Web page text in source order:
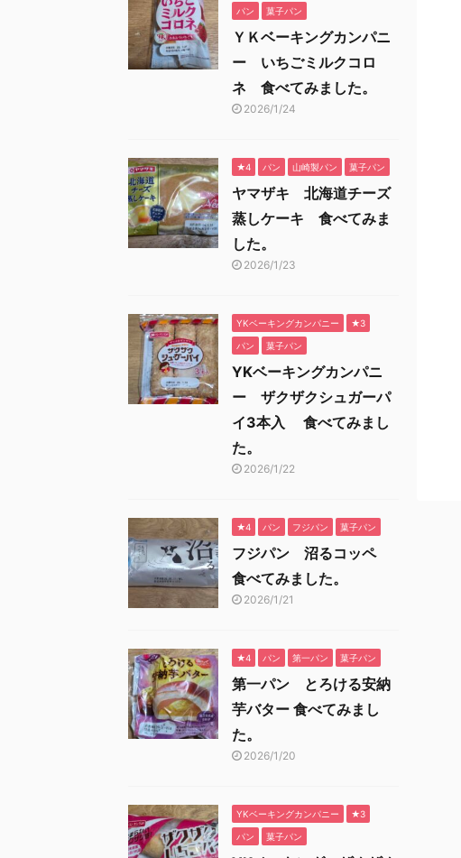
パン 菓子パン
ＹＫベーキングカンパニ
ー いちごミルクコロ
ネ 食べてみました。
2026/1/24
★4 パン 山崎製パン 菓子パン
ヤマザキ 北海道チーズ
蒸しケーキ 食べてみま
した。
2026/1/23
YKベーキングカンパニー ★3
パン 菓子パン
YKベーキングカンパニ
ー ザクザクシュガーパ
イ3本入 食べてみまし
た。
2026/1/22
★4 パン フジパン 菓子パン
フジパン 沼るコッペ
食べてみました。
2026/1/21
★4 パン 第一パン 菓子パン
第一パン とろける安納
芋バター 食べてみまし
た。
2026/1/20
YKベーキングカンパニー ★3
パン 菓子パン